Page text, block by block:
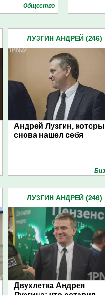
Общество
ЛУЗГИН АНДРЕЙ (246)
Андрей Лузгин,
снова нашел себя
ЛУЗГИН АНДРЕЙ (246)
Двухлетка Андрея